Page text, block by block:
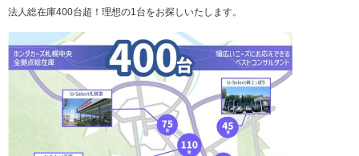
法人総在庫400台超！理想の1台をお探しいたします。